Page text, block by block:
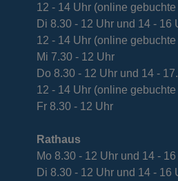
12 - 14 Uhr (online gebuchte
Di 8.30 - 12 Uhr und 14 - 16
12 - 14 Uhr (online gebuchte
Mi 7.30 - 12 Uhr
Do 8.30 - 12 Uhr und 14 -
12 - 14 Uhr (online gebuchte
Fr 8.30 - 12 Uhr
Rathaus
Mo 8.30 - 12 Uhr und 14 -
Di 8.30 - 12 Uhr und 14 - 16